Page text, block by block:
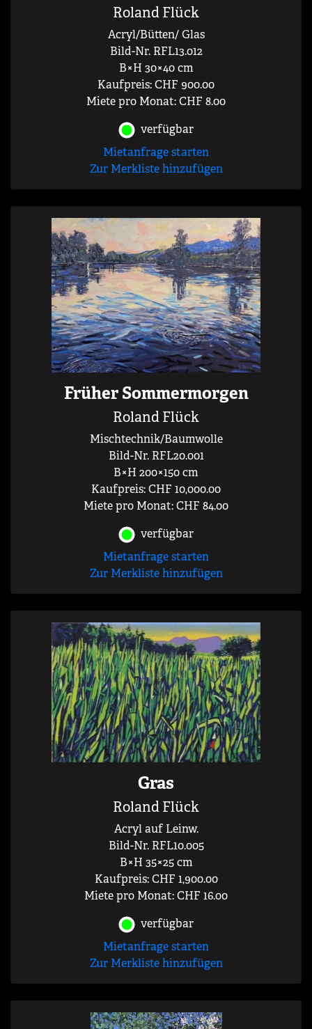
Roland Flück
Acryl/Bütten/ Glas
Bild-Nr. RFL13.012
B×H 30×40 cm
Kaufpreis: CHF 900.00
Miete pro Monat: CHF 8.00
verfügbar
Mietanfrage starten
Zur Merkliste hinzufügen
Früher Sommermorgen
Roland Flück
Mischtechnik/Baumwolle
Bild-Nr. RFL20.001
B×H 200×150 cm
Kaufpreis: CHF 10,000.00
Miete pro Monat: CHF 84.00
verfügbar
Mietanfrage starten
Zur Merkliste hinzufügen
Gras
Roland Flück
Acryl auf Leinw.
Bild-Nr. RFL10.005
B×H 35×25 cm
Kaufpreis: CHF 1,900.00
Miete pro Monat: CHF 16.00
verfügbar
Mietanfrage starten
Zur Merkliste hinzufügen